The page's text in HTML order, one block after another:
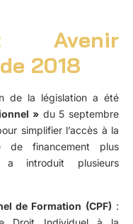
2018
de la législation a été
»du 5 septembre
simplifier l’accès à la
de financement plus
introduit plusieurs
de Formation (CPF) :